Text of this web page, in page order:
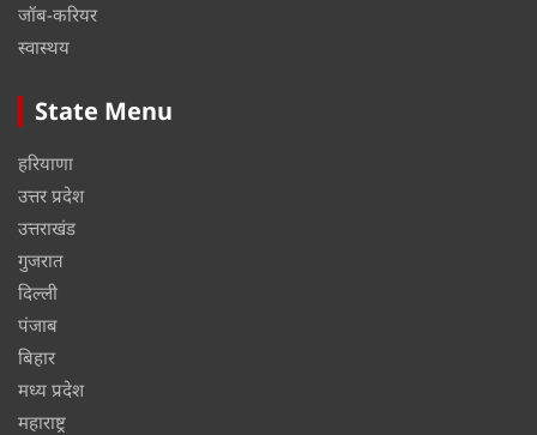
जॉब-करियर
स्वास्थय
State Menu
हरियाणा
उत्तर प्रदेश
उत्तराखंड
गुजरात
दिल्ली
पंजाब
बिहार
मध्य प्रदेश
महाराष्ट्र